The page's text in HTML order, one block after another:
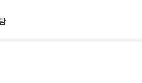
단히 자리를 지킬 수 있었던 건 선후배를
이지 않은 용기 덕분이다. 방송국에서 시
렵하고, 예능계와 영화계를 종횡무진 넘나